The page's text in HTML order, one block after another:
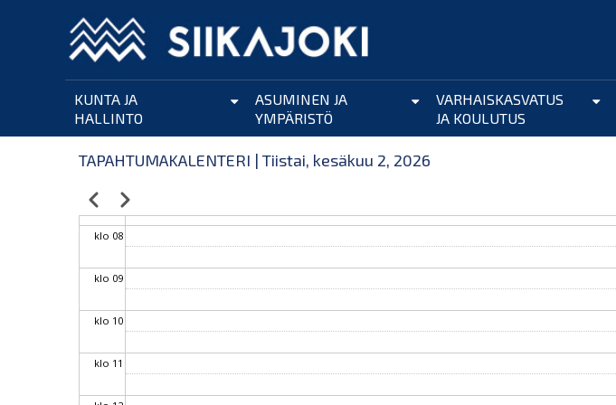
Hyppää
pääsisältöön
KUNTA JA
HALLINTO
ASUMINEN JA
YMPÄRISTÖ
VARHAISKASVATUS
JA KOULUTUS
TAPAHTUMAKALENTERI | Tiistai, kesäkuu 2, 2026
Sivutus
EdellinenSeuraava
klo 03
klo 04
klo 05
klo 07
klo 08
klo 09
klo 10
klo 11